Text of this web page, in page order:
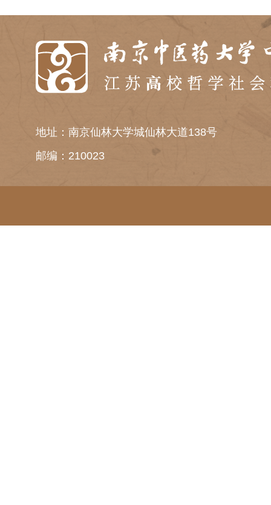
地址：南京仙林大学城仙林大道138号
邮编：210023